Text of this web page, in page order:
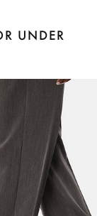
UNDER